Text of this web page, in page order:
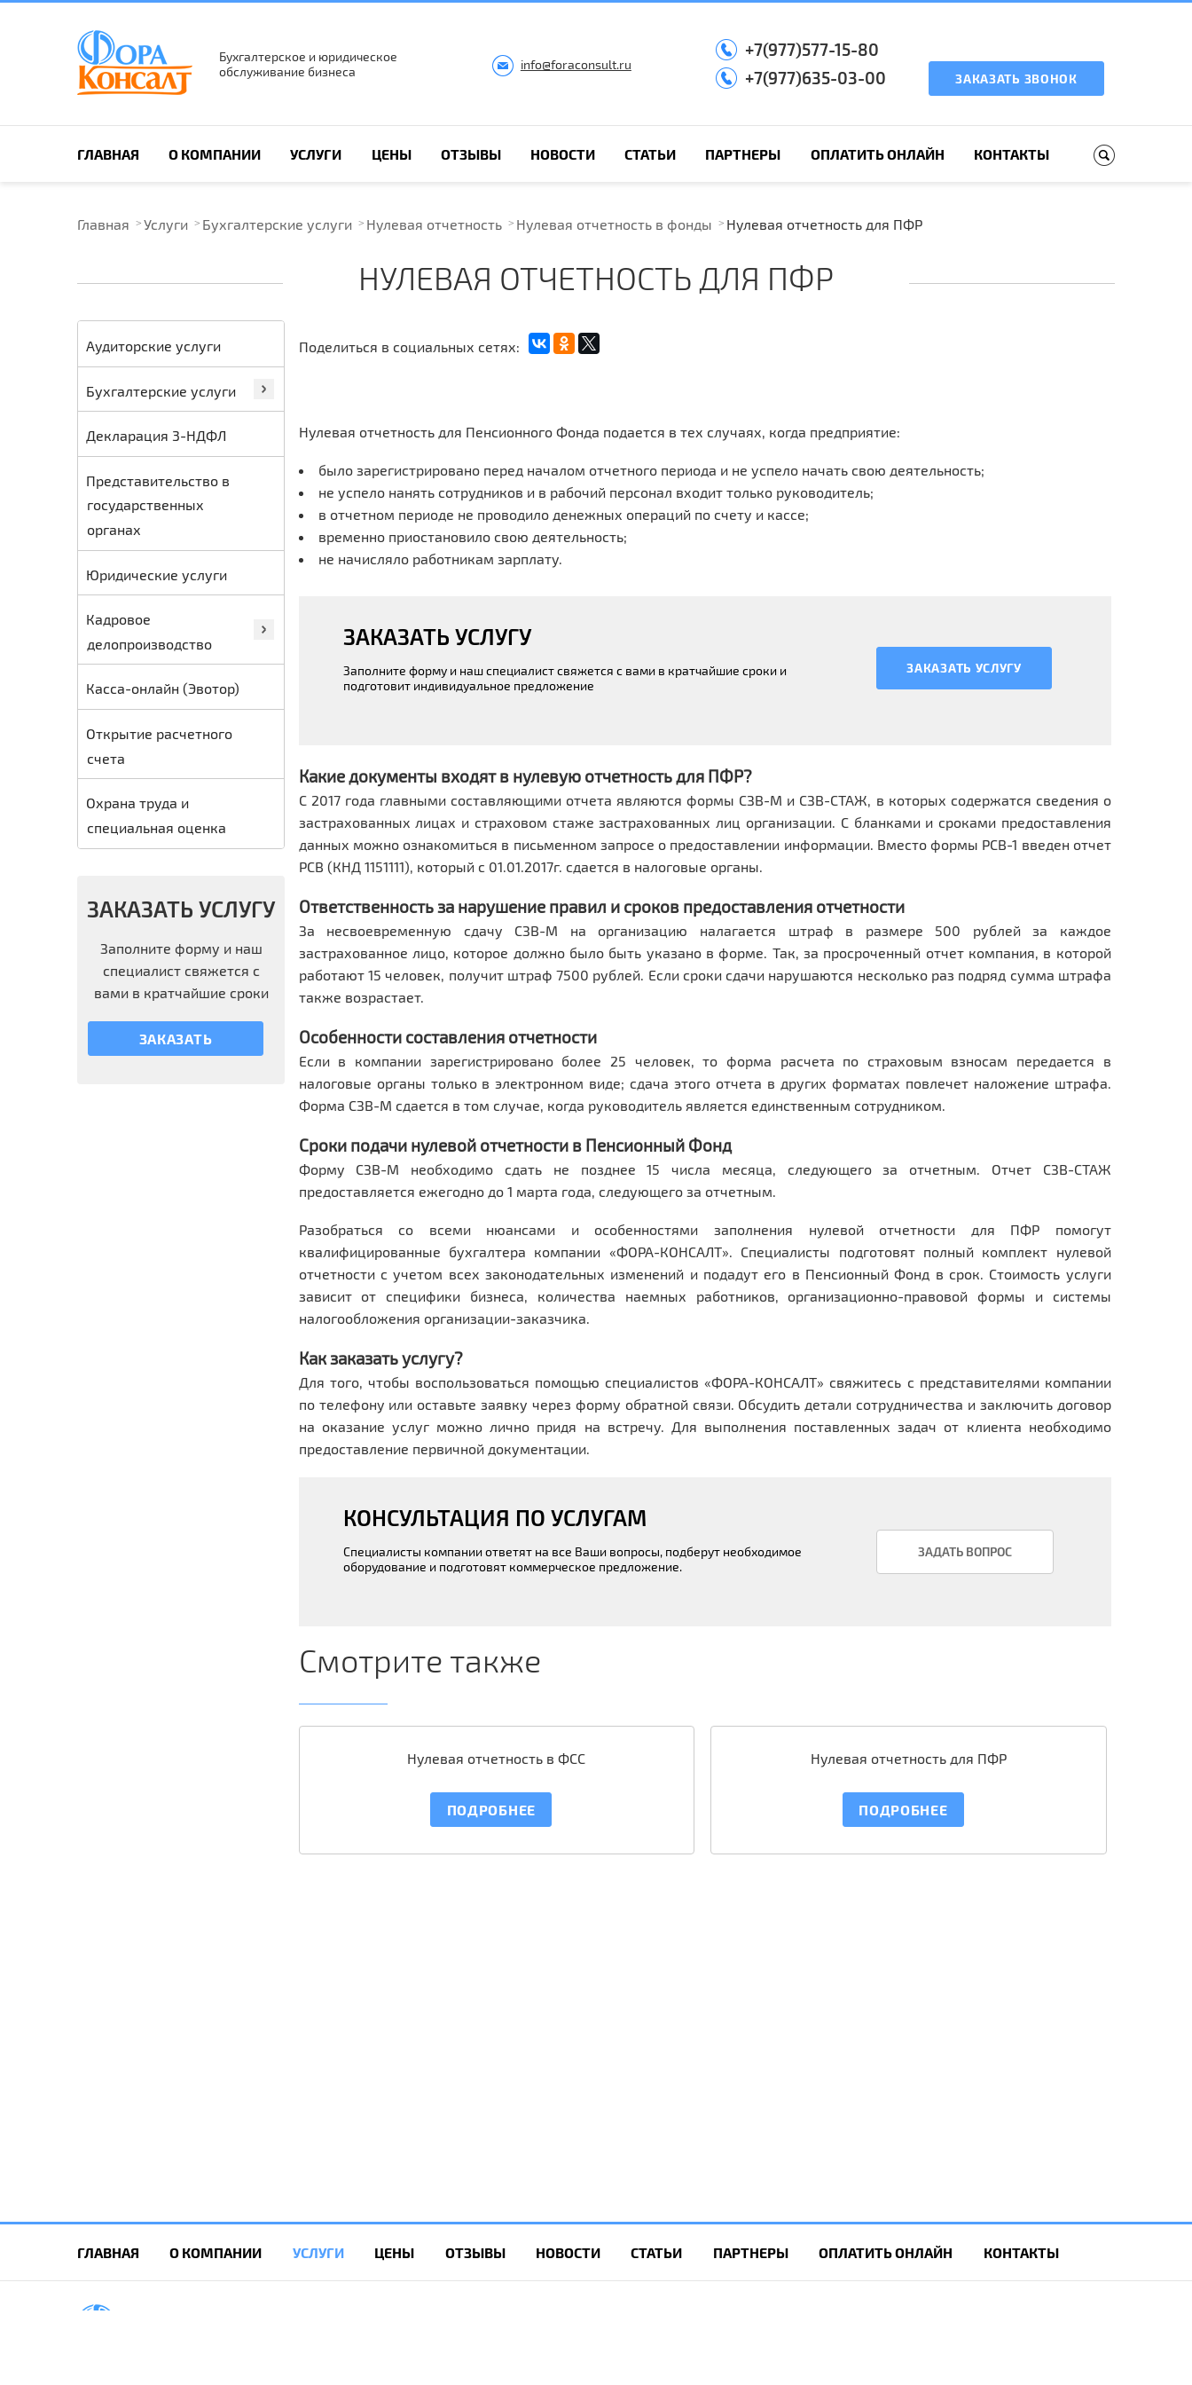
Бухгалтерское и юридическое
обслуживание бизнеса
info@foraconsult.ru
+7(977)577-15-80
+7(977)635-03-00
ЗАКАЗАТЬ ЗВОНОК
ГЛАВНАЯ О КОМПАНИИ УСЛУГИ ЦЕНЫ ОТЗЫВЫ НОВОСТИ СТАТЬИ ПАРТНЕРЫ ОПЛАТИТЬ ОНЛАЙН КОНТАКТЫ
ПОИСК ПО САЙТУ
Главная Услуги Бухгалтерские услуги Нулевая отчетность Нулевая отчетность в фонды Нулевая отчетность для ПФР
НУЛЕВАЯ ОТЧЕТНОСТЬ ДЛЯ ПФР
Аудиторские услуги
Бухгалтерские услуги
Декларация 3-НДФЛ
Представительство в
государственных
органах
Юридические услуги
Кадровое
делопроизводство
Касса-онлайн (Эвотор)
Открытие расчетного
счета
Охрана труда и
специальная оценка
ЗАКАЗАТЬ УСЛУГУ
Заполните форму и наш
специалист свяжется с
вами в кратчайшие сроки
ЗАКАЗАТЬ
Поделиться в социальных сетях:
Нулевая отчетность для Пенсионного Фонда подается в тех случаях, когда предприятие:
было зарегистрировано перед началом отчетного периода и не успело начать свою деятельность;
не успело нанять сотрудников и в рабочий персонал входит только руководитель;
в отчетном периоде не проводило денежных операций по счету и кассе;
временно приостановило свою деятельность;
не начисляло работникам зарплату.
ЗАКАЗАТЬ УСЛУГУ
Заполните форму и наш специалист свяжется с вами в кратчайшие сроки и
подготовит индивидуальное предложение
ЗАКАЗАТЬ УСЛУГУ
Какие документы входят в нулевую отчетность для ПФР?
С 2017 года главными составляющими отчета являются формы СЗВ-М и СЗВ-СТАЖ, в которых содержатся сведения о
застрахованных лицах и страховом стаже застрахованных лиц организации. С бланками и сроками предоставления
данных можно ознакомиться в письменном запросе о предоставлении информации. Вместо формы РСВ-1 введен отчет
РСВ (КНД 1151111), который с 01.01.2017г. сдается в налоговые органы.
Ответственность за нарушение правил и сроков предоставления отчетности
За несвоевременную сдачу СЗВ-М на организацию налагается штраф в размере 500 рублей за каждое
застрахованное лицо, которое должно было быть указано в форме. Так, за просроченный отчет компания, в которой
работают 15 человек, получит штраф 7500 рублей. Если сроки сдачи нарушаются несколько раз подряд сумма штрафа
также возрастает.
Особенности составления отчетности
Если в компании зарегистрировано более 25 человек, то форма расчета по страховым взносам передается в
налоговые органы только в электронном виде; сдача этого отчета в других форматах повлечет наложение штрафа.
Форма СЗВ-М сдается в том случае, когда руководитель является единственным сотрудником.
Сроки подачи нулевой отчетности в Пенсионный Фонд
Форму СЗВ-М необходимо сдать не позднее 15 числа месяца, следующего за отчетным. Отчет СЗВ-СТАЖ
предоставляется ежегодно до 1 марта года, следующего за отчетным.
Разобраться со всеми нюансами и особенностями заполнения нулевой отчетности для ПФР помогут
квалифицированные бухгалтера компании «ФОРА-КОНСАЛТ». Специалисты подготовят полный комплект нулевой
отчетности с учетом всех законодательных изменений и подадут его в Пенсионный Фонд в срок. Стоимость услуги
зависит от специфики бизнеса, количества наемных работников, организационно-правовой формы и системы
налогообложения организации-заказчика.
Как заказать услугу?
Для того, чтобы воспользоваться помощью специалистов «ФОРА-КОНСАЛТ» свяжитесь с представителями компании
по телефону или оставьте заявку через форму обратной связи. Обсудить детали сотрудничества и заключить договор
на оказание услуг можно лично придя на встречу. Для выполнения поставленных задач от клиента необходимо
предоставление первичной документации.
КОНСУЛЬТАЦИЯ ПО УСЛУГАМ
Специалисты компании ответят на все Ваши вопросы, подберут необходимое
оборудование и подготовят коммерческое предложение.
ЗАДАТЬ ВОПРОС
Смотрите также
Нулевая отчетность в ФСС
ПОДРОБНЕЕ
Нулевая отчетность для ПФР
ПОДРОБНЕЕ
ГЛАВНАЯ О КОМПАНИИ УСЛУГИ ЦЕНЫ ОТЗЫВЫ НОВОСТИ СТАТЬИ ПАРТНЕРЫ ОПЛАТИТЬ ОНЛАЙН КОНТАКТЫ